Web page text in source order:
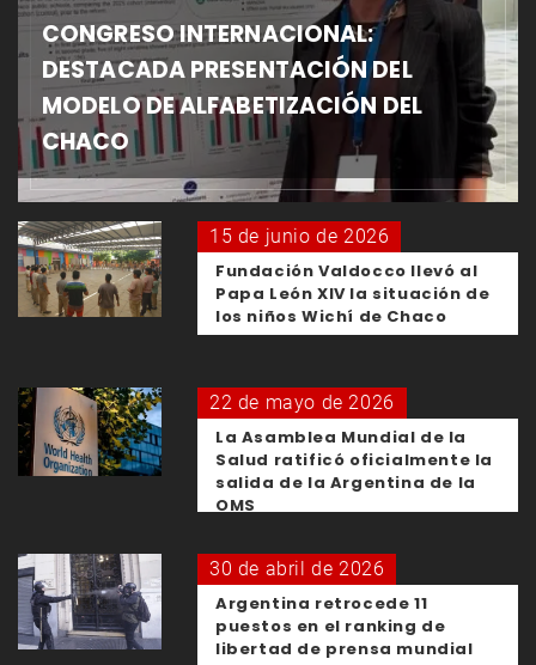
CONGRESO INTERNACIONAL:
DESTACADA PRESENTACIÓN DEL
MODELO DE ALFABETIZACIÓN DEL
CHACO
15 de junio de 2026
Fundación Valdocco llevó al
Papa León XIV la situación de
los niños Wichí de Chaco
22 de mayo de 2026
La Asamblea Mundial de la
Salud ratificó oficialmente la
salida de la Argentina de la
OMS
30 de abril de 2026
Argentina retrocede 11
puestos en el ranking de
libertad de prensa mundial